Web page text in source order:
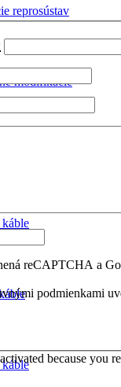
reprosústav
modifikácie
reCAPTCHA a
podmienkami
because you